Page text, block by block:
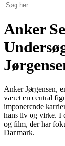
Anker
Anker Jørgensen,
været en central
imponerende
hans liv og virke. I
og film, der har
Danmark.